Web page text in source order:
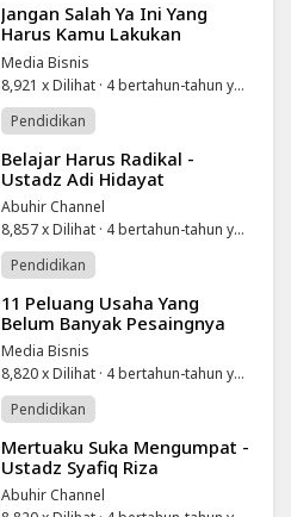
⁣Jangan Salah Ya Ini Yang
Harus Kamu Lakukan
Sebelum Memulai Bisnis |
Motivasi Merry | Merry
Riana
Media Bisnis
8,921 x Dilihat · 4 bertahun-tahun yang lalu
Pendidikan
⁣Belajar Harus Radikal -
Ustadz Adi Hidayat
Abuhir Channel
8,857 x Dilihat · 4 bertahun-tahun yang lalu
Pendidikan
⁣11 Peluang Usaha Yang
Belum Banyak Pesaingnya
Media Bisnis
8,820 x Dilihat · 4 bertahun-tahun yang lalu
Pendidikan
⁣Mertuaku Suka Mengumpat -
Ustadz Syafiq Riza
Abuhir Channel